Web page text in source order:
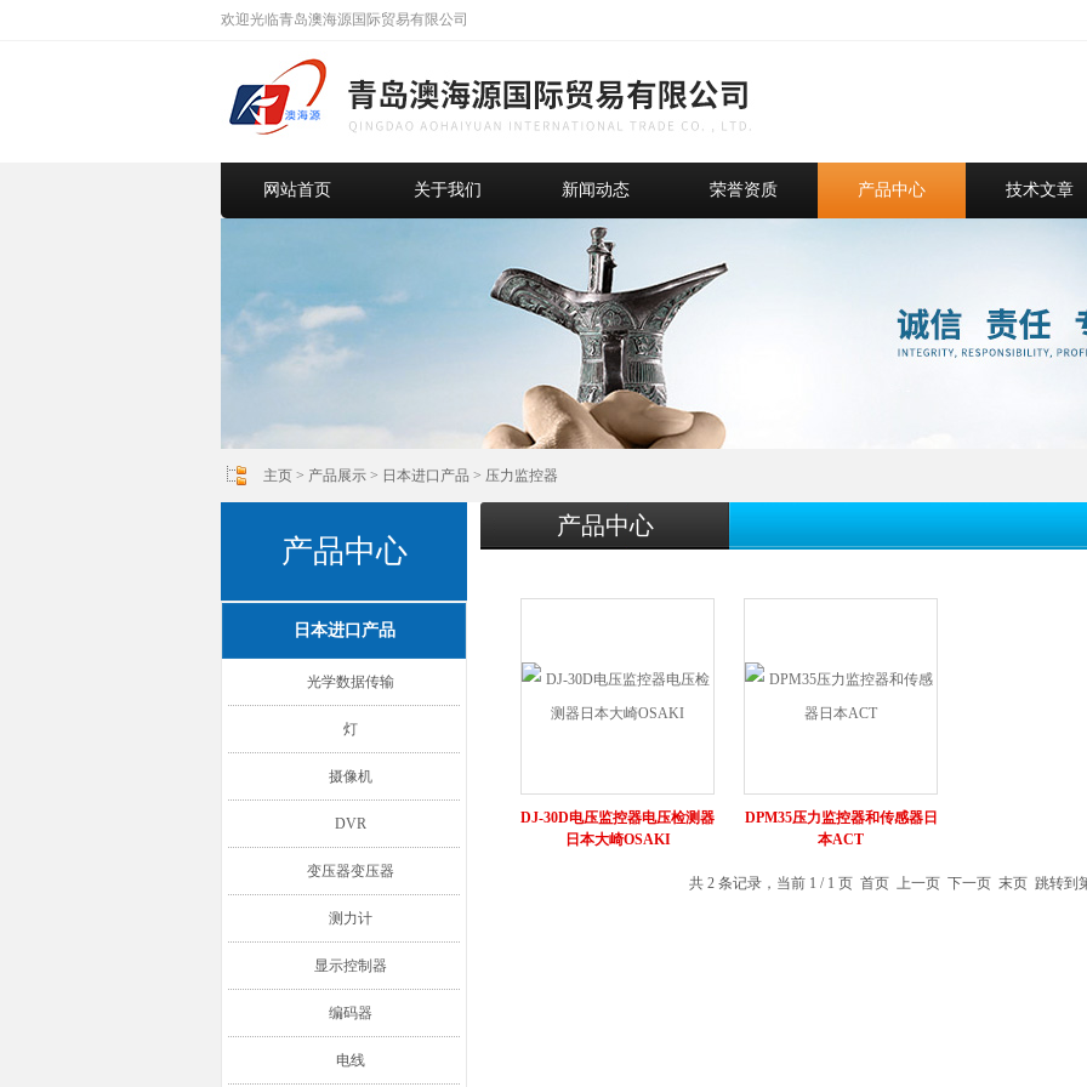
欢迎光临青岛澳海源国际贸易有限公司
网站首页 关于我们 新闻动态 荣誉资质 产品中心 技术文章
主页 > 产品展示 > 日本进口产品 > 压力监控器
产品中心
日本进口产品
光学数据传输
灯
摄像机
DVR
变压器变压器
测力计
显示控制器
编码器
电线
产品中心
DJ-30D电压监控器电压检测器
日本大崎OSAKI
DPM35压力监控器和传感器日
本ACT
共 2 条记录，当前 1 / 1 页 首页 上一页 下一页 末页 跳转到